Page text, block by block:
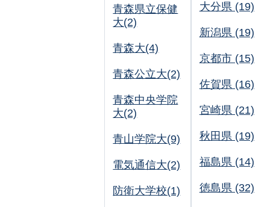
青森県立保健
大(2)
青森大(4)
青森公立大(2)
青森中央学院
大(2)
青山学院大(9)
電気通信大(2)
防衛大学校(1)
大分県 (19)
新潟県 (19)
京都市 (15)
佐賀県 (16)
宮崎県 (21)
秋田県 (19)
福島県 (14)
徳島県 (32)